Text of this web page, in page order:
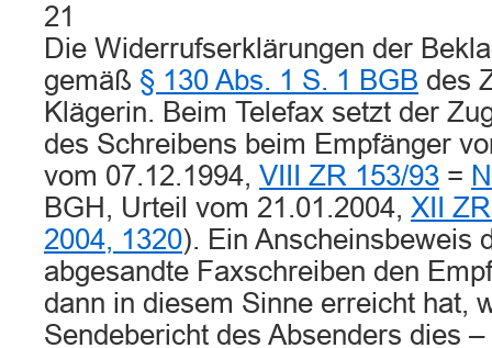
21
Die Widerrufserklärungen der
gemäß § 130 Abs. 1 S. 1 BGB des
Klägerin. Beim Telefax setzt der
des Schreibens beim Empfänger
vom 07.12.1994, VIII ZR 153/93 =
BGH, Urteil vom 21.01.2004, XII
2004, 1320). Ein Anscheinsbeweis
abgesandte Faxschreiben den
dann in diesem Sinne erreicht hat,
Sendebericht des Absenders dies